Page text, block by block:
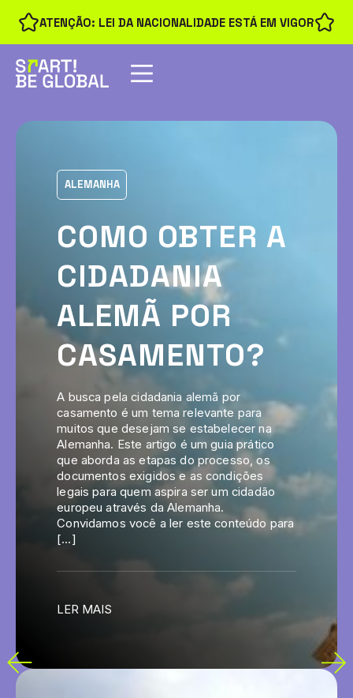
ATENÇÃO: LEI DA NACIONALIDADE ESTÁ EM VIGOR
ALEMANHA
COMO OBTER A
CIDADANIA
ALEMÃ POR
CASAMENTO?
A busca pela cidadania alemã por
casamento é um tema relevante para
muitos que desejam se estabelecer na
Alemanha. Este artigo é um guia prático
que aborda as etapas do processo, os
documentos exigidos e as condições
legais para quem aspira ser um cidadão
europeu através da Alemanha.
Convidamos você a ler este conteúdo para
[…]
LER MAIS